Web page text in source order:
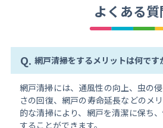
よくある質
Q. 網戸清掃をするメリットは何です
網戸清掃には、通風性の向上、虫の
さの回復、網戸の寿命延長などのメ
的な清掃により、網戸を清潔に保ち
することができます。